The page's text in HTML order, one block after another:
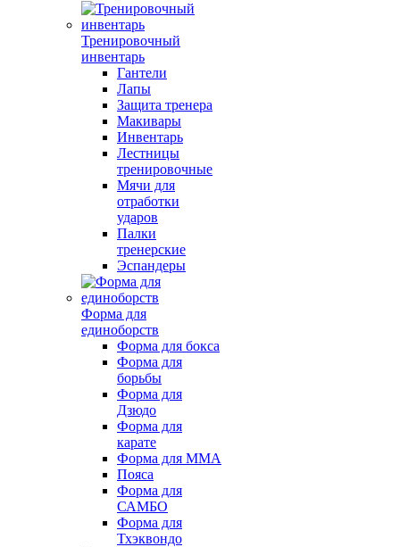
Тренировочный
инвентарь
Гантели
Лапы
Защита тренера
Макивары
Инвентарь
Лестницы
тренировочные
Мячи для
отработки
ударов
Палки
тренерские
Эспандеры
Форма для
единоборств
Форма для бокса
Форма для
борьбы
Форма для
Дзюдо
Форма для
карате
Форма для MMA
Пояса
Форма для
САМБО
Форма для
Тхэквондо